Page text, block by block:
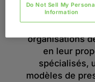
organisations
en leur
spécialisés,
modèles de
Do Not Sell My
Information